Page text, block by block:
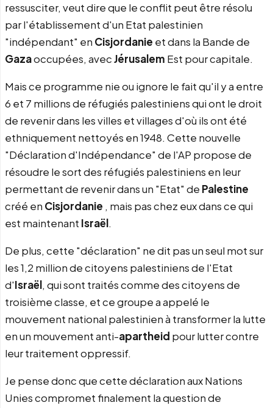
ressusciter, veut dire que le conflit peut être résolu
par l'établissement d'un Etat palestinien
"indépendant" en Cisjordanie et dans la Bande de
Gazaoccupées, avecJérusalem Est pour capitale.
Mais ce programme nie ou ignore le fait qu'il y a entre
6 et 7 millions de réfugiés palestiniens qui ont le droit
de revenir dans les villes et villages d'où ils ont été
ethniquement nettoyés en 1948. Cette nouvelle
"Déclaration d'Indépendance" de l'AP propose de
résoudre le sort des réfugiés palestiniens en leur
permettant de revenir dans un "Etat" de Palestine
créé en Cisjordanie , mais pas chez eux dans ce qui
est maintenant Israël.
De plus, cette "déclaration" ne dit pas un seul mot sur
les 1,2 million de citoyens palestiniens de l'Etat
d'Israël, qui sont traités comme des citoyens de
troisième classe, et ce groupe a appelé le
mouvement national palestinien à transformer la lutte
en un mouvement anti-apartheid pour lutter contre
leur traitement oppressif.
Je pense donc que cette déclaration aux Nations
Unies compromet finalement la question de